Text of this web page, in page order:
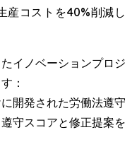
産コストを40%削減し
イノベーションプロジ
：
開発された労働法遵守
守スコアと修正提案を